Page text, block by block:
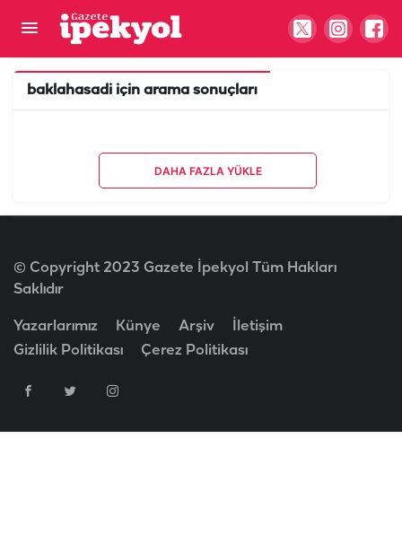
baklahasadi için arama sonuçları
DAHA FAZLA YÜKLE
© Copyright 2023 Gazete İpekyol Tüm Hakları
Saklıdır
Yazarlarımız Künye Arşiv
İletişim
Gizlilik Politikası
Çerez Politikası